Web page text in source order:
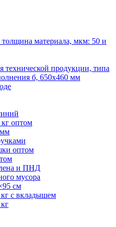
материала, мкм: 50 и
продукции, типа
б, 650х460 мм
оптом
оптом
и ПНД
мусора
см
с вкладышем